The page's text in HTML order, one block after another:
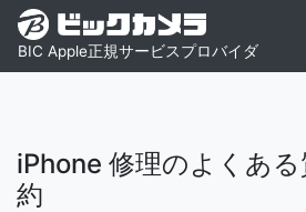
BIC Apple正規サービスプロバイダ
iPhone 修理のよくあ
約